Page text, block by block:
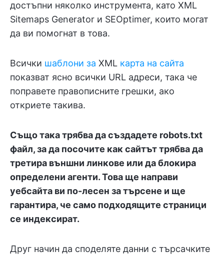
достъпни няколко инструмента, като XML
Sitemaps Generator и SEOptimer, които могат
да ви помогнат в това.
Всички шаблони за XML карта на сайта
показват ясно всички URL адреси, така че
поправете правописните грешки, ако
откриете такива.
Също така трябва да създадете robots.txt
файл, за да посочите как сайтът трябва да
третира външни линкове или да блокира
определени агенти. Това ще направи
уебсайта ви по-лесен за търсене и ще
гарантира, че само подходящите страници
се индексират.
Друг начин да споделяте данни с търсачките